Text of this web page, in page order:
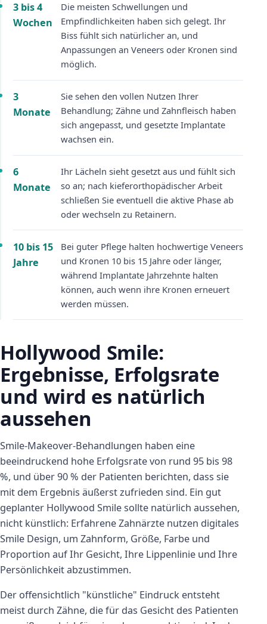
3 bis 4
Wochen
Die meisten Schwellungen und
Empfindlichkeiten haben sich gelegt. Ihr
Biss fühlt sich natürlicher an, und
Anpassungen an Veneers oder Kronen sind
möglich.
3
Monate
Sie sehen den vollen Nutzen Ihrer
Behandlung; Zähne und Zahnfleisch haben
sich angepasst, und gesetzte Implantate
wachsen ein.
6
Monate
Ihr Lächeln sieht gesetzt aus und fühlt sich
so an; nach kieferorthopädischer Arbeit
schließen Sie eventuell die aktive Phase ab
oder wechseln zu Retainern.
10 bis 15
Jahre
Bei guter Pflege halten hochwertige Veneers
und Kronen 10 bis 15 Jahre oder länger,
während Implantate Jahrzehnte halten
können, auch wenn ihre Kronen erneuert
werden müssen.
Hollywood Smile:
Ergebnisse, Erfolgsrate
und wird es natürlich
aussehen
Smile-Makeover-Behandlungen haben eine
beeindruckend hohe Erfolgsrate von rund 95 bis 98
%, und über 90 % der Patienten berichten, dass sie
mit dem Ergebnis äußerst zufrieden sind. Ein gut
geplanter Hollywood Smile sollte natürlich aussehen,
nicht künstlich: Erfahrene Zahnärzte nutzen digitales
Smile Design, um Zahnform, Größe, Farbe und
Proportion auf Ihr Gesicht, Ihre Lippenlinie und Ihre
Persönlichkeit abzustimmen.
Der offensichtlich "künstliche" Eindruck entsteht
meist durch Zähne, die für das Gesicht des Patienten